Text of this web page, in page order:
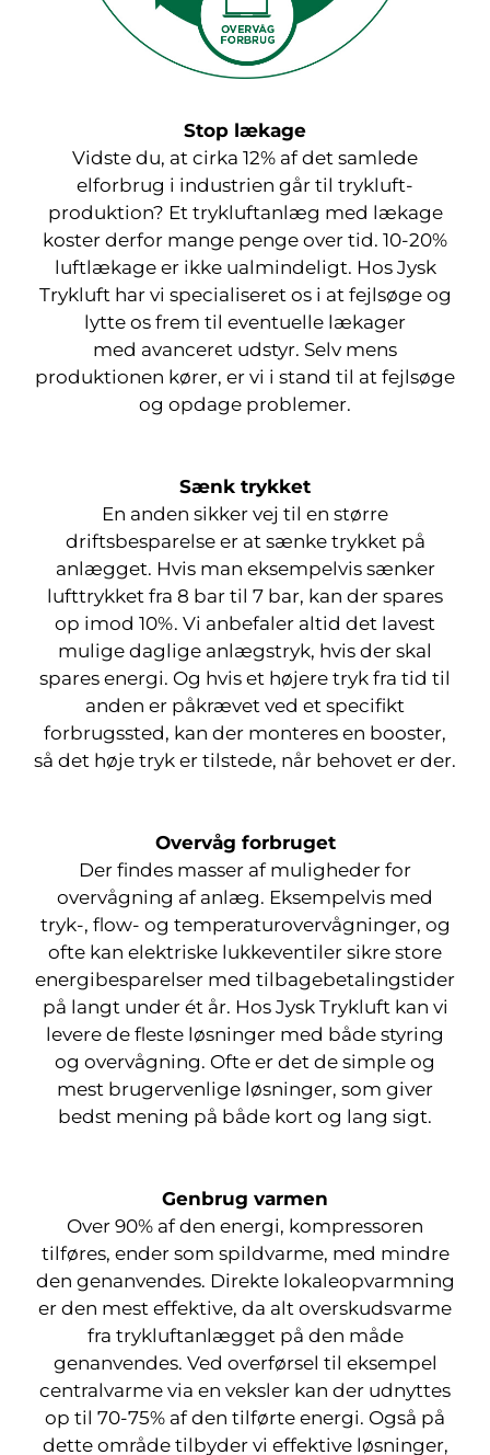
Stop lækage
Vidste du, at cirka 12% af det samlede
elforbrug i industrien går til trykluft-
produktion? Et trykluftanlæg med lækage
koster derfor mange penge over tid. 10-20%
luftlækage er ikke ualmindeligt. Hos Jysk
Trykluft har vi specialiseret os i at fejlsøge og
lytte os frem til eventuelle lækager
med avanceret udstyr. Selv mens
produktionen kører, er vi i stand til at fejlsøge
og opdage problemer.
Sænk trykket
En anden sikker vej til en større
driftsbesparelse er at sænke trykket på
anlægget. Hvis man eksempelvis sænker
lufttrykket fra 8 bar til 7 bar, kan der spares
op imod 10%. Vi anbefaler altid det lavest
mulige daglige anlægstryk, hvis der skal
spares energi. Og hvis et højere tryk fra tid til
anden er påkrævet ved et specifikt
forbrugssted, kan der monteres en booster,
så det høje tryk er tilstede, når behovet er der.
Overvåg forbruget
Der findes masser af muligheder for
overvågning af anlæg. Eksempelvis med
tryk-, flow- og temperaturovervågninger, og
ofte kan elektriske lukkeventiler sikre store
energibesparelser med tilbagebetalingstider
på langt under ét år. Hos Jysk Trykluft kan vi
levere de fleste løsninger med både styring
og overvågning. Ofte er det de simple og
mest brugervenlige løsninger, som giver
bedst mening på både kort og lang sigt.
Genbrug varmen
Over 90% af den energi, kompressoren
tilføres, ender som spildvarme, med mindre
den genanvendes. Direkte lokaleopvarmning
er den mest effektive, da alt overskudsvarme
fra trykluftanlægget på den måde
genanvendes. Ved overførsel til eksempel
centralvarme via en veksler kan der udnyttes
op til 70-75% af den tilførte energi. Også på
dette område tilbyder vi effektive løsninger,